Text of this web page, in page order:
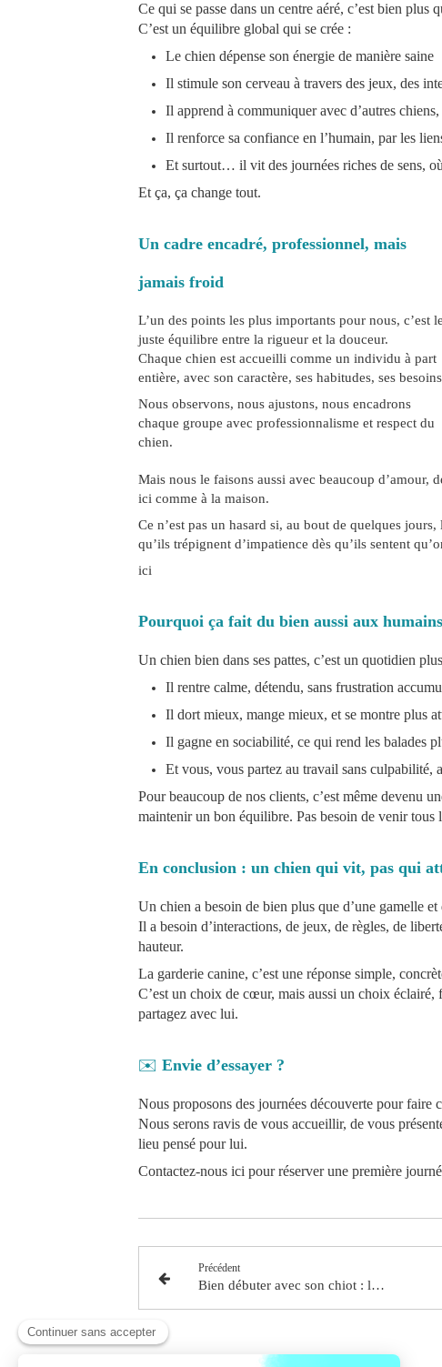
Ce qui se passe dans un centre aéré, c’est bien plus
C’est un équilibre global qui se crée :
Le chien dépense son énergie de manière saine
Il stimule son cerveau à travers des jeux, des
Il apprend à communiquer avec d’autres
Il renforce sa confiance en l’humain, par les
Et surtout… il vit des journées riches de sens,
Et ça, ça change tout.
Un cadre encadré, professionnel, mais
jamais froid
L’un des points les plus importants pour nous, c’est le
juste équilibre entre la rigueur et la douceur.
Chaque chien est accueilli comme un individu à part
entière, avec son caractère, ses habitudes, ses
Nous observons, nous ajustons, nous encadrons
chaque groupe avec professionnalisme et respect du
chien.
Mais nous le faisons aussi avec beaucoup d’amour,
ici comme à la maison.
Ce n’est pas un hasard si, au bout de quelques
qu’ils trépignent d’impatience dès qu’ils sentent
ici
Pourquoi ça fait du bien aussi aux humains
Un chien bien dans ses pattes, c’est un quotidien
Il rentre calme, détendu, sans frustration
Il dort mieux, mange mieux, et se montre plus
Il gagne en sociabilité, ce qui rend les balades
Et vous, vous partez au travail sans culpabilité,
Pour beaucoup de nos clients, c’est même devenu
maintenir un bon équilibre. Pas besoin de venir tous
En conclusion : un chien qui vit, pas qui
Un chien a besoin de bien plus que d’une gamelle et
Il a besoin d’interactions, de jeux, de règles, de
hauteur.
La garderie canine, c’est une réponse simple,
C’est un choix de cœur, mais aussi un choix
partagez avec lui.
✉️ Envie d’essayer ?
Nous proposons des journées découverte pour faire
Nous serons ravis de vous accueillir, de vous
lieu pensé pour lui.
Contactez-nous ici pour réserver une première
Précédent
Bien débuter avec son chiot : les conseils d'un éducateur canin